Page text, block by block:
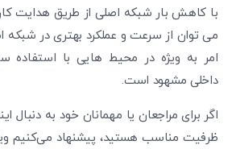
با کاهش بار شبکه اصلی از طریق هدایت
می‌ توان از سرعت و عملکرد بهتری در شبکه
امر به ویژه در محیط ‌هایی با استفاده
داخلی مشهود است.
اگر برای مراجعان یا مهمانان خود به دنبال
ظرفیت مناسب هستید، پیشنهاد می‌کنیم